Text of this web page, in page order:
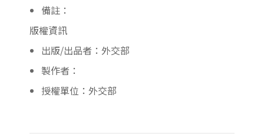
備註：
版權資訊
出版/出品者：外交部
製作者：
授權單位：外交部